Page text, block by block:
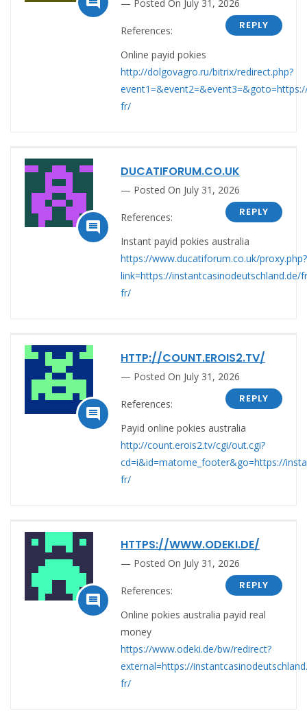
Posted On July 31, 2026
REPLY
References:
Online payid pokies
http://dolgovagro.ru/bitrix/redirect.php?
fr/

DUCATIFORUM.CO.UK
Posted On July 31, 2026
REPLY
References:
Instant payid pokies australia
https://www.ducatiforum.co.uk/proxy.php?
link=https://instantcasinodeutschland.de/
fr/

HTTP://COUNT.EROIS2.TV/
Posted On July 31, 2026
REPLY
References:
Payid online pokies australia
http://count.erois2.tv/cgi/out.cgi?
cd=i&id=matome_footer&go=https://
fr/

HTTPS://WWW.ODEKI.DE/
Posted On July 31, 2026
REPLY
References:
Online pokies australia payid real
money
https://www.odeki.de/bw/redirect?
external=https://
fr/